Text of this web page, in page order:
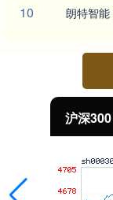
10 朗特智能
沪深300